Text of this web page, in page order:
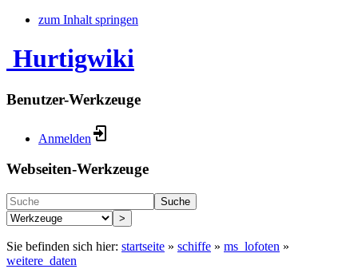
zum Inhalt springen
Hurtigwiki
Benutzer-Werkzeuge
Anmelden
Webseiten-Werkzeuge
Suche
>
Sie befinden sich hier: startseite » schiffe » ms_lofoten »
weitere_daten